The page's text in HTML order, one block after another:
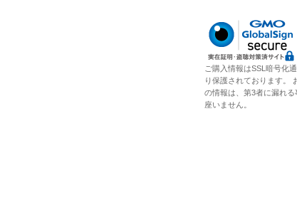
ご購入情報はSSL暗号化
り保護されております。
の情報は、第3者に漏れる
座いません。